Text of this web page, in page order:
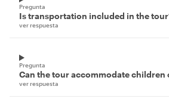
Pregunta
Is transportation included in the
ver respuesta
Pregunta
Can the tour accommodate children
ver respuesta